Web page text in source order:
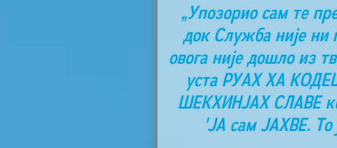
„Упозорио сам те
док Служба није ни
овога није дошло из
уста РУАХ ХА
ШЕКХИНЈАХ СЛАВЕ
'ЈА сам ЈАХВЕ.